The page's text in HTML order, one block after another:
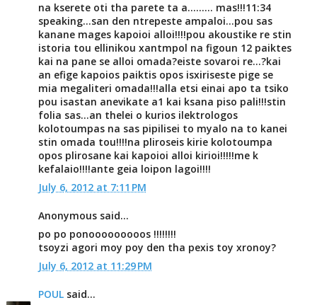
na kserete oti tha parete ta a......... mas!!!11:34
speaking...san den ntrepeste ampaloi...pou sas
kanane mages kapoioi alloi!!!!pou akoustike re stin
istoria tou ellinikou xantmpol na figoun 12 paiktes
kai na pane se alloi omada?eiste sovaroi re...?kai
an efige kapoios paiktis opos isxiriseste pige se
mia megaliteri omada!!!alla etsi einai apo ta tsiko
pou isastan anevikate a1 kai ksana piso pali!!!stin
folia sas...an thelei o kurios ilektrologos
kolotoumpas na sas pipilisei to myalo na to kanei
stin omada tou!!!!na pliroseis kirie kolotoumpa
opos plirosane kai kapoioi alloi kirioi!!!!!me k
kefalaio!!!!ante geia loipon lagoi!!!!
July 6, 2012 at 7:11 PM
Anonymous said...
po po ponooooooooos !!!!!!!!
tsoyzi agori moy poy den tha pexis toy xronoy?
July 6, 2012 at 11:29 PM
POULsaid...